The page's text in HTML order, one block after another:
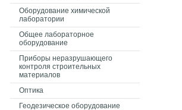
Оборудование химической
лаборатории
Общее лабораторное
оборудование
Приборы неразрушающего
контроля строительных
материалов
Оптика
Геодезическое оборудование